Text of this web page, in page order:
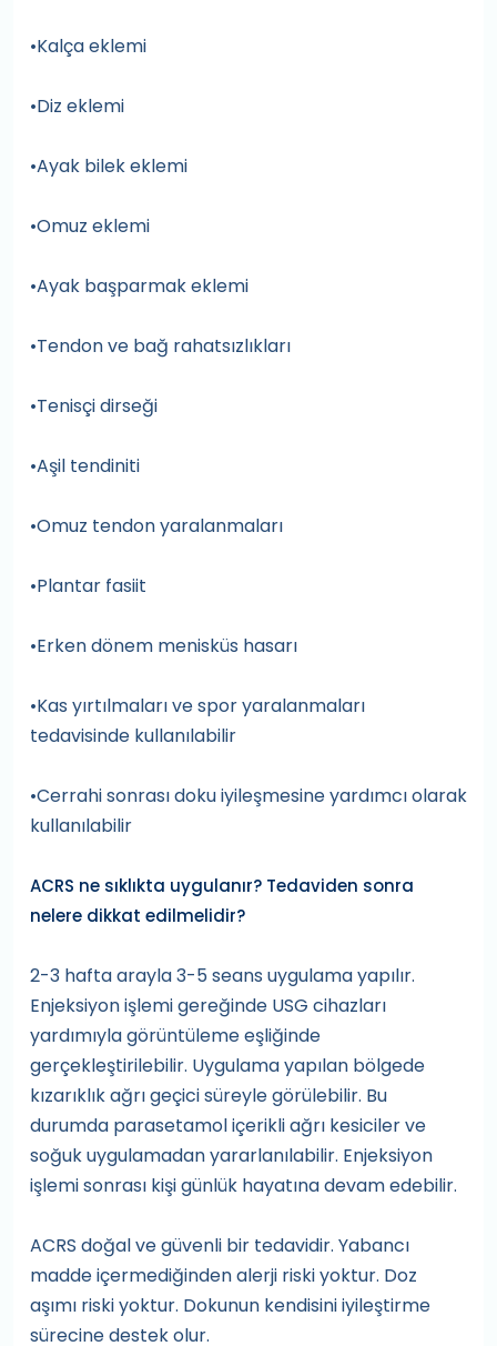
•Kalça eklemi
•Diz eklemi
•Ayak bilek eklemi
•Omuz eklemi
•Ayak başparmak eklemi
•Tendon ve bağ rahatsızlıkları
•Tenisçi dirseği
•Aşil tendiniti
•Omuz tendon yaralanmaları
•Plantar fasiit
•Erken dönem menisküs hasarı
•Kas yırtılmaları ve spor yaralanmaları
tedavisinde kullanılabilir
•Cerrahi sonrası doku iyileşmesine yardımcı olarak
kullanılabilir
ACRS ne sıklıkta uygulanır? Tedaviden sonra
nelere dikkat edilmelidir?
2-3 hafta arayla 3-5 seans uygulama yapılır.
Enjeksiyon işlemi gereğinde USG cihazları
yardımıyla görüntüleme eşliğinde
gerçekleştirilebilir. Uygulama yapılan bölgede
kızarıklık ağrı geçici süreyle görülebilir. Bu
durumda parasetamol içerikli ağrı kesiciler ve
soğuk uygulamadan yararlanılabilir. Enjeksiyon
işlemi sonrası kişi günlük hayatına devam edebilir.
ACRS doğal ve güvenli bir tedavidir. Yabancı
madde içermediğinden alerji riski yoktur. Doz
aşımı riski yoktur. Dokunun kendisini iyileştirme
sürecine destek olur.